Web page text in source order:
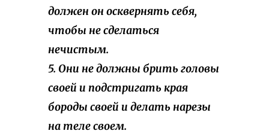
должен он осквернять себя,
чтобы не сделаться
нечистым.
5. Они не должны брить головы
своей и подстригать края
бороды своей и делать нарезы
на теле своем.